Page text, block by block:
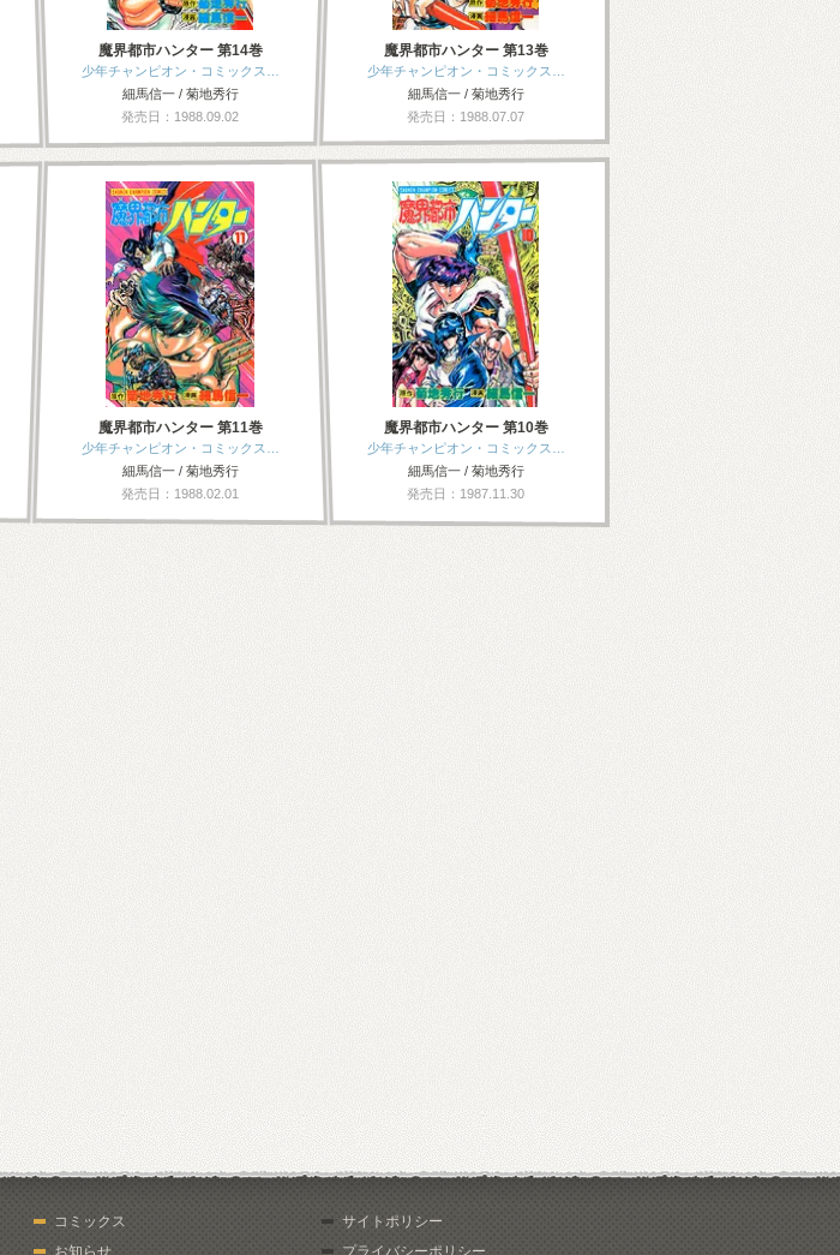
魔界都市ハンター 第14巻
少年チャンピオン・コミックス…
細馬信一 / 菊地秀行
発売日：1988.09.02
魔界都市ハンター 第13巻
少年チャンピオン・コミックス…
細馬信一 / 菊地秀行
発売日：1988.07.07
魔界都市ハンター 第11巻
少年チャンピオン・コミックス…
細馬信一 / 菊地秀行
発売日：1988.02.01
魔界都市ハンター 第10巻
少年チャンピオン・コミックス…
細馬信一 / 菊地秀行
発売日：1987.11.30
コミックス
お知らせ
サイトポリシー
プライバシーポリシー